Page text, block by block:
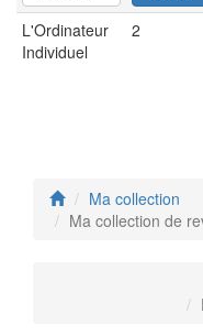
L'Ordinateur
Individuel
2
Ma collection
Ma collection de